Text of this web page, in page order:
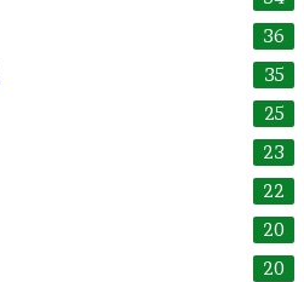
36
35
25
23
22
20
20